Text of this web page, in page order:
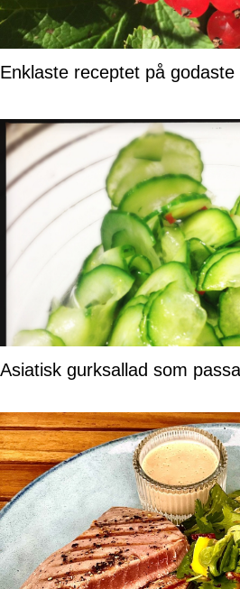
Enklaste receptet på godaste
Asiatisk gurksallad som